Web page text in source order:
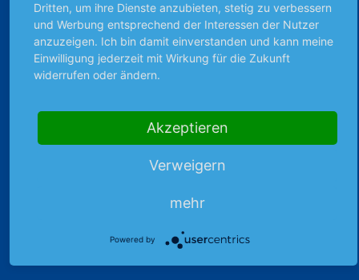
Highlights
Archiv
Börsengerüchte
Dritten, um ihre Dienste anzubieten, stetig zu verbessern
und Werbung entsprechend der Interessen der Nutzer
anzuzeigen. Ich bin damit einverstanden und kann meine
Einwilligung jederzeit mit Wirkung für die Zukunft
widerrufen oder ändern.
Akzeptieren
Verweigern
mehr
Powered by